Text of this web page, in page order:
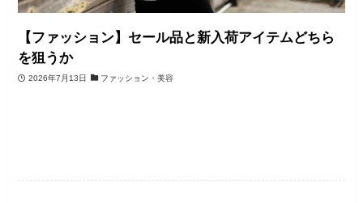
【ファッション】セール品と新入荷アイテムどちら
を狙うか
2026年7月13日 ファッション・美容